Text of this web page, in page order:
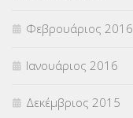
Φεβρουάριος 2016
Ιανουάριος 2016
Δεκέμβριος 2015